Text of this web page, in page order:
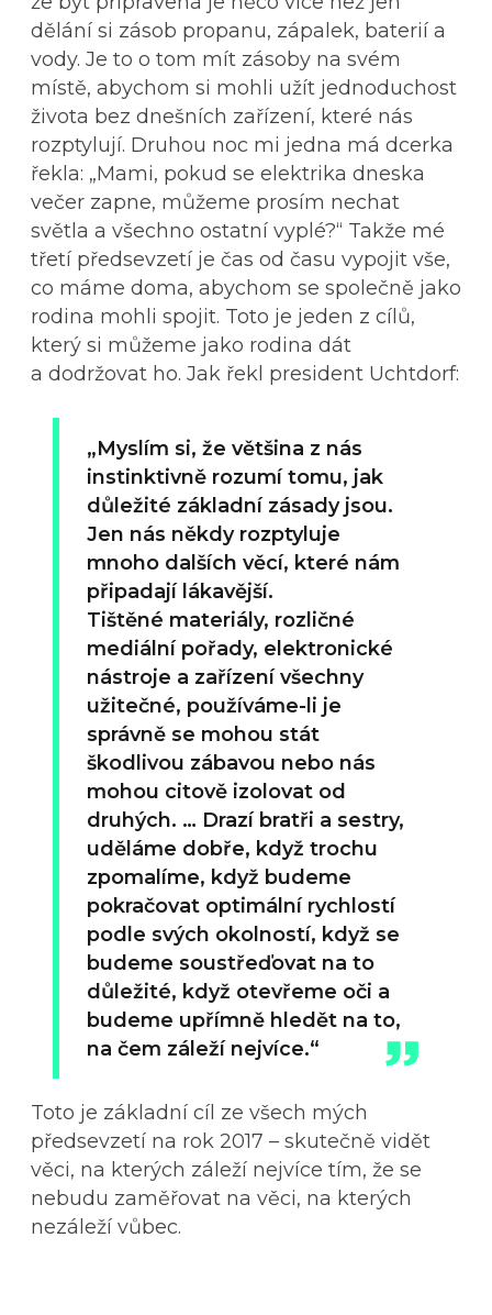
dělání si zásob propanu, zápalek, baterií a
vody. Je to o tom mít zásoby na svém
místě, abychom si mohli užít jednoduchost
života bez dnešních zařízení, které nás
rozptylují. Druhou noc mi jedna má dcerka
řekla: „Mami, pokud se elektrika dneska
večer zapne, můžeme prosím nechat
světla a všechno ostatní vyplé?“ Takže mé
třetí předsevzetí je čas od času vypojit vše,
co máme doma, abychom se společně jako
rodina mohli spojit. Toto je jeden z cílů,
který si můžeme jako rodina dát
a dodržovat ho. Jak řekl president Uchtdorf:
„Myslím si, že většina z nás
instinktivně rozumí tomu, jak
důležité základní zásady jsou.
Jen nás někdy rozptyluje
mnoho dalších věcí, které nám
připadají lákavější.
Tištěné materiály, rozličné
mediální pořady, elektronické
nástroje a zařízení všechny
užitečné, používáme-li je
správně se mohou stát
škodlivou zábavou nebo nás
mohou citově izolovat od
druhých. … Drazí bratři a sestry,
uděláme dobře, když trochu
zpomalíme, když budeme
pokračovat optimální rychlostí
podle svých okolností, když se
budeme soustřeďovat na to
důležité, když otevřeme oči a
budeme upřímně hledět na to,
na čem záleží nejvíce.“
Toto je základní cíl ze všech mých
předsevzetí na rok 2017 – skutečně vidět
věci, na kterých záleží nejvíce tím, že se
nebudu zaměřovat na věci, na kterých
nezáleží vůbec.